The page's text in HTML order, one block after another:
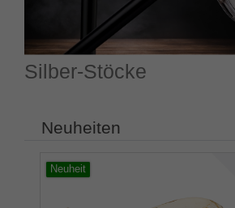
Silber-Stöcke
Neuheiten
Neuheit